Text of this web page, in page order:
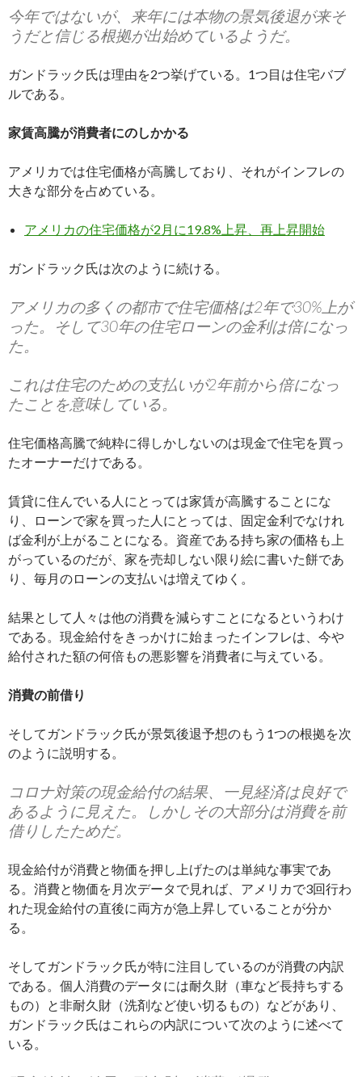
今年ではないが、来年には本物の景気後退が来そ
うだと信じる根拠が出始めているようだ。
ガンドラック氏は理由を2つ挙げている。1つ目は住宅バブ
ルである。
家賃高騰が消費者にのしかかる
アメリカでは住宅価格が高騰しており、それがインフレの
大きな部分を占めている。
アメリカの住宅価格が2月に19.8%上昇、再上昇開始
ガンドラック氏は次のように続ける。
アメリカの多くの都市で住宅価格は2年で30%上が
った。そして30年の住宅ローンの金利は倍になっ
た。
これは住宅のための支払いが2年前から倍になっ
たことを意味している。
住宅価格高騰で純粋に得しかしないのは現金で住宅を買っ
たオーナーだけである。
賃貸に住んでいる人にとっては家賃が高騰することにな
り、ローンで家を買った人にとっては、固定金利でなけれ
ば金利が上がることになる。資産である持ち家の価格も上
がっているのだが、家を売却しない限り絵に書いた餅であ
り、毎月のローンの支払いは増えてゆく。
結果として人々は他の消費を減らすことになるというわけ
である。現金給付をきっかけに始まったインフレは、今や
給付された額の何倍もの悪影響を消費者に与えている。
消費の前借り
そしてガンドラック氏が景気後退予想のもう1つの根拠を次
のように説明する。
コロナ対策の現金給付の結果、一見経済は良好で
あるように見えた。しかしその大部分は消費を前
借りしたためだ。
現金給付が消費と物価を押し上げたのは単純な事実であ
る。消費と物価を月次データで見れば、アメリカで3回行わ
れた現金給付の直後に両方が急上昇していることが分か
る。
そしてガンドラック氏が特に注目しているのが消費の内訳
である。個人消費のデータには耐久財（車など長持ちする
もの）と非耐久財（洗剤など使い切るもの）などがあり、
ガンドラック氏はこれらの内訳について次のように述べて
いる。